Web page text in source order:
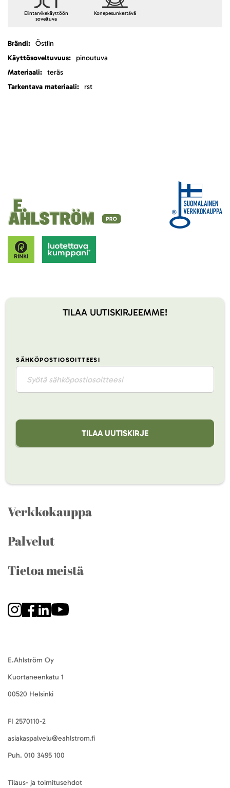
Elintarvikekäyttöön
soveltuva
Konepesunkestävä
LisätietojaÖstlin
pinoutuva
teräs
rst
TILAA UUTISKIRJEEMME!
SÄHKÖPOSTIOSOITTEESI
TILAA UUTISKIRJE
Verkkokauppa
Palvelut
Tietoa meistä
E.Ahlström Oy
Kuortaneenkatu 1
00520 Helsinki
FI 2570110-2
asiakaspalvelu@eahlstrom.fi
Puh. 010 3495 100
Tilaus- ja toimitusehdot